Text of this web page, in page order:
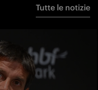
Tutte le notizie